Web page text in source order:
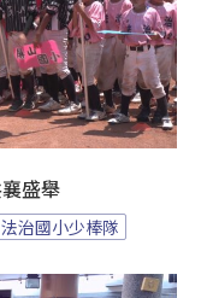
盛舉
法治國小少棒隊